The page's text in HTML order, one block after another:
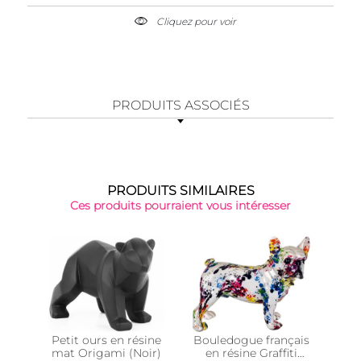
Cliquez pour voir
PRODUITS ASSOCIÉS
PRODUITS SIMILAIRES
Ces produits pourraient vous intéresser
Petit ours en résine
mat Origami (Noir)
Bouledogue français
en résine Graffiti